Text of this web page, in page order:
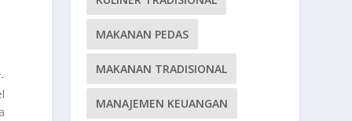
MAKANAN PEDAS
MAKANAN TRADISIONAL
MANAJEMEN KEUANGAN